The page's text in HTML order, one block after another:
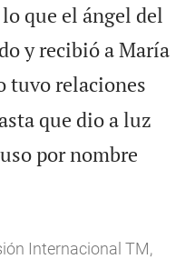
que el ángel del
y recibió a María
tuvo relaciones
que dio a luz
por nombre
Internacional TM,